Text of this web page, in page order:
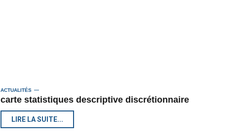
ACTUALITÉS
carte statistiques descriptive discrétionnaire
LIRE LA SUITE...